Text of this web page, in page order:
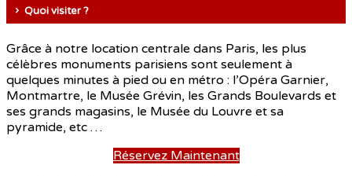
Quoi visiter ?
Grâce à notre location centrale dans Paris, les plus
célèbres monuments parisiens sont seulement à
quelques minutes à pied ou en métro : l’Opéra Garnier,
Montmartre, le Musée Grévin, les Grands Boulevards et
ses grands magasins, le Musée du Louvre et sa
pyramide, etc …
Réservez Maintenant